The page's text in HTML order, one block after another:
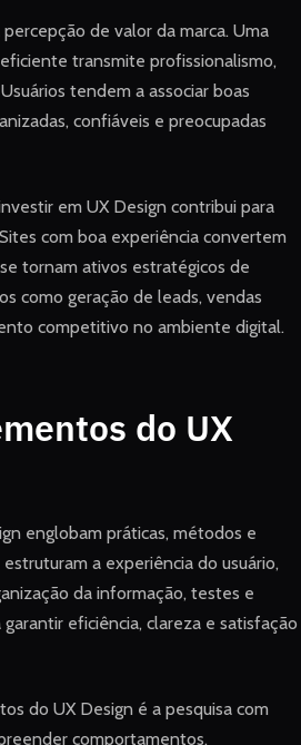
de valor da marca. Uma
transmite profissionalismo,
tendem a associar boas
confiáveis e preocupadas
em UX Design contribui para
com boa experiência convertem
tornam ativos estratégicos de
como geração de leads, vendas
competitivo no ambiente digital.
do UX
englobam práticas, métodos e
a experiência do usuário,
da informação, testes e
eficiência, clareza e satisfação
do UX Design é a pesquisa com
comportamentos,